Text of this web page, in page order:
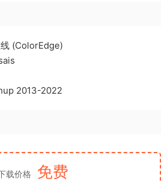
(ColorEdge)
2013-2022
载价格 免费